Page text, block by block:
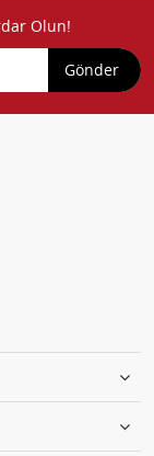
Olun!
Gönder